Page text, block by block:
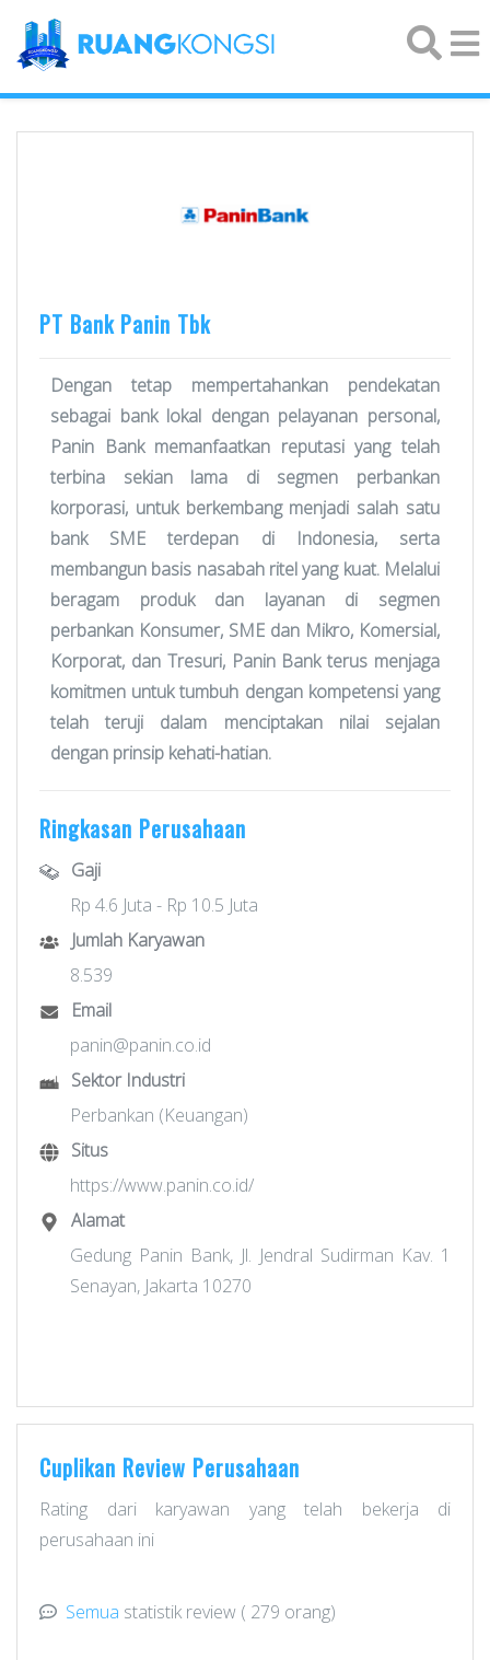
×
PT Bank Panin Tbk
Dengan tetap mempertahankan pendekatan
sebagai bank lokal dengan pelayanan personal,
Panin Bank memanfaatkan reputasi yang telah
terbina sekian lama di segmen perbankan
korporasi, untuk berkembang menjadi salah satu
bank SME terdepan di Indonesia, serta
membangun basis nasabah ritel yang kuat. Melalui
beragam produk dan layanan di segmen
perbankan Konsumer, SME dan Mikro, Komersial,
Korporat, dan Tresuri, Panin Bank terus menjaga
komitmen untuk tumbuh dengan kompetensi yang
telah teruji dalam menciptakan nilai sejalan
dengan prinsip kehati-hatian.
Ringkasan Perusahaan
Gaji
Rp 4.6 Juta - Rp 10.5 Juta
Jumlah Karyawan
8.539
Email
panin@panin.co.id
Sektor Industri
Perbankan (Keuangan)
Situs
https://www.panin.co.id/
Alamat
Gedung Panin Bank, Jl. Jendral Sudirman Kav. 1
Senayan, Jakarta 10270
Cuplikan Review Perusahaan
Rating dari karyawan yang telah bekerja di
perusahaan ini
Semua statistik review ( 279 orang)